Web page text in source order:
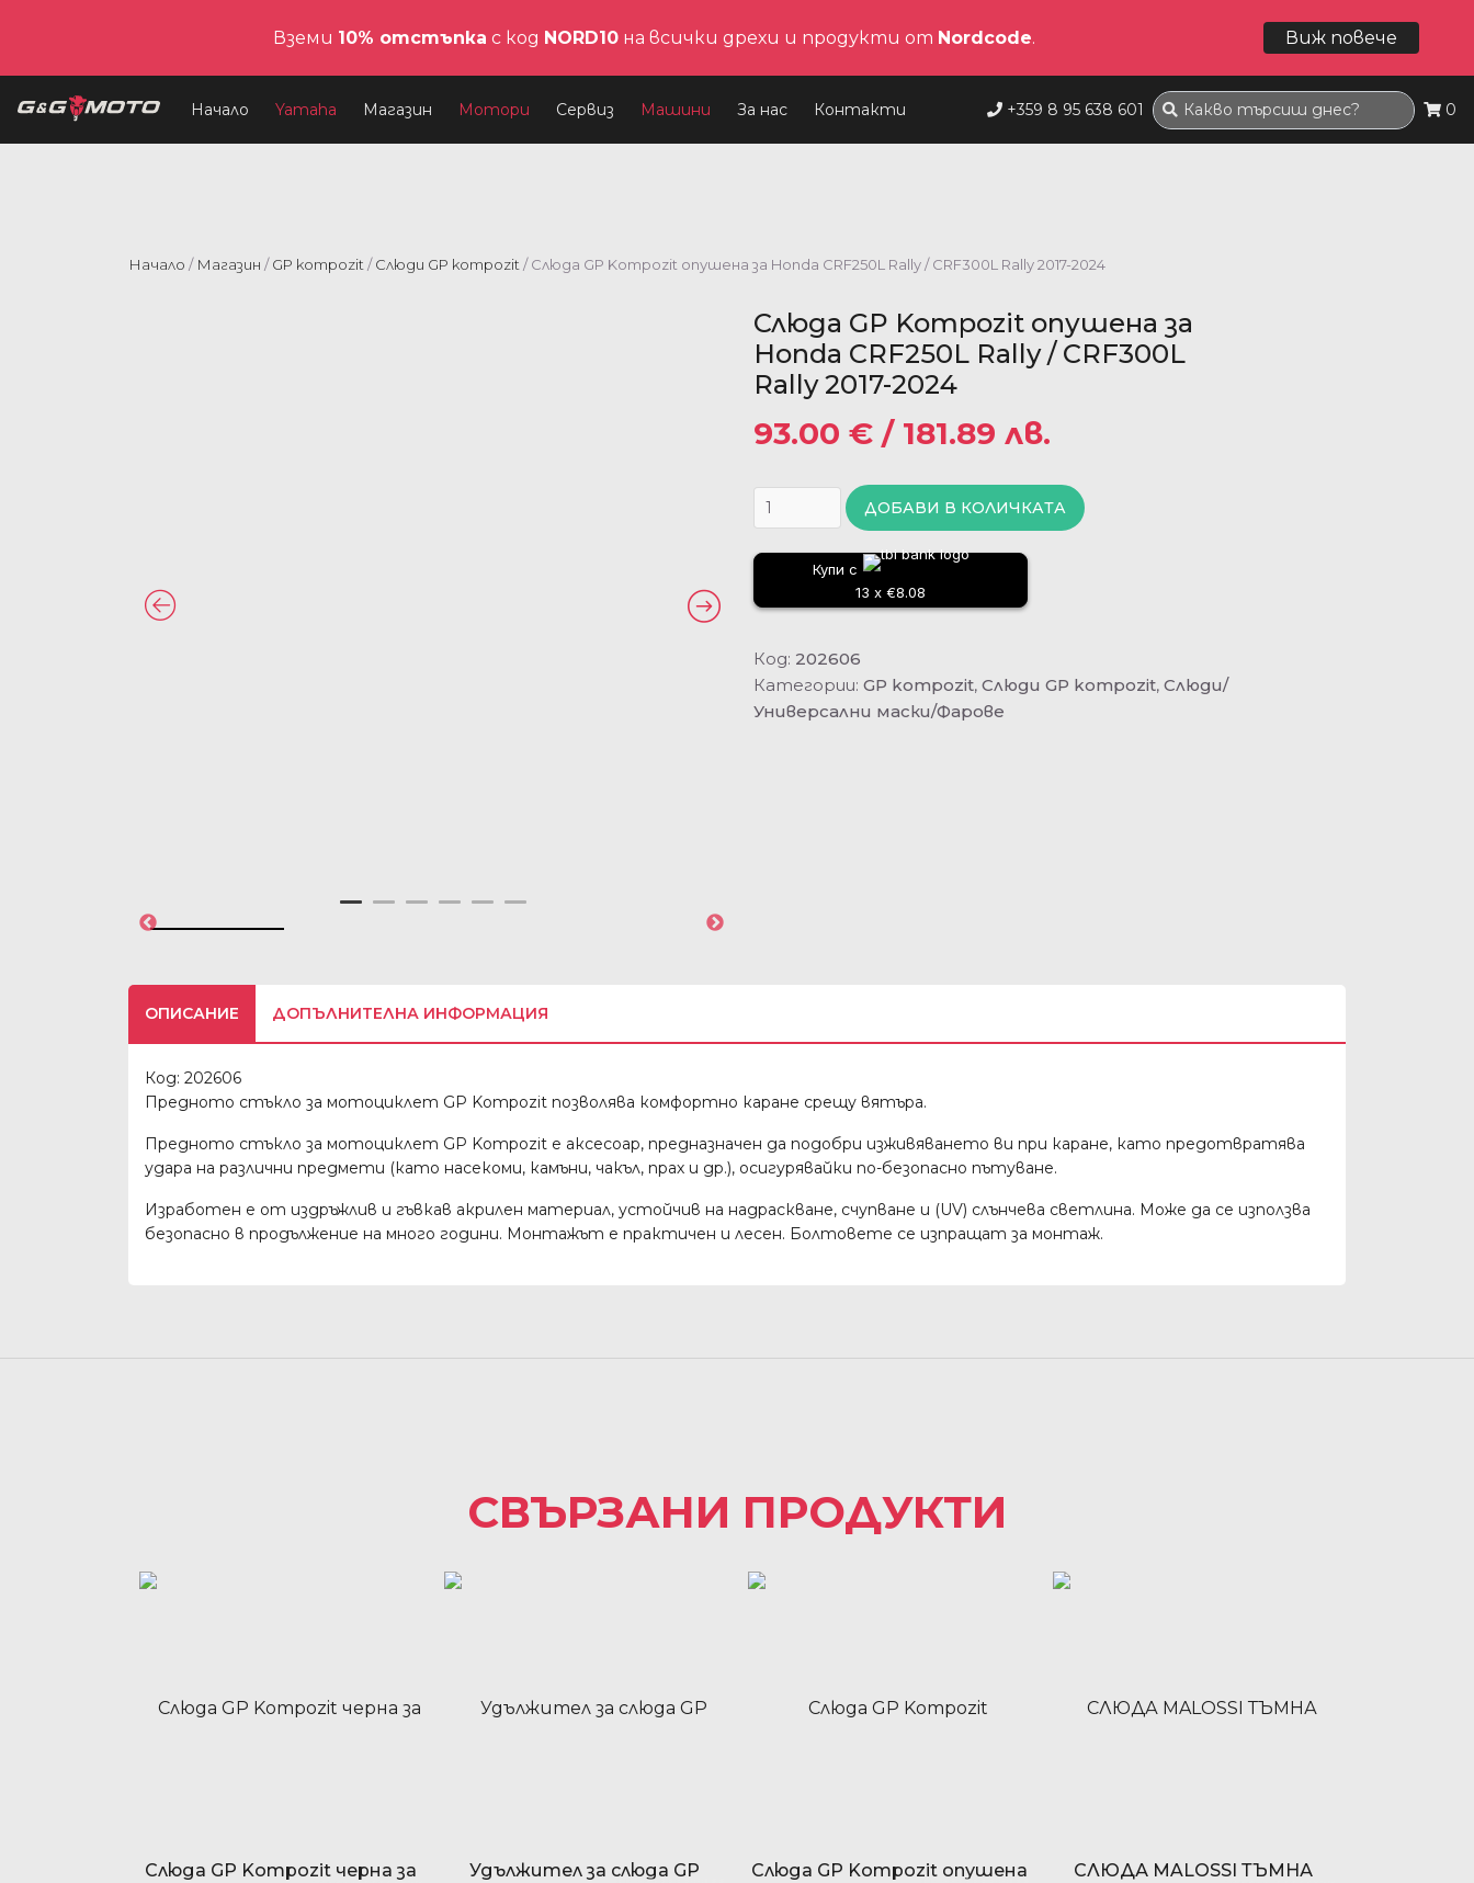
Начало Yamaha Магазин Мотори Сервиз Машини За нас Контакти +359 8 95 638 601 0
Начало / Магазин /GP kompozit /Слюди GP kompozit / Слюда GP Kompozit опушена за Honda CRF250L Rally / CRF300L Rally 2017-2024
Слюда GP Kompozit опушена за
Honda CRF250L Rally / CRF300L
Rally 2017-2024
93.00 € / 181.89 лв.
ДОБАВИ В КОЛИЧКАТА
Купи с
13 x €8.08
Код: 202606
Категории: GP kompozit, Слюди GP kompozit, Слюди/
Универсални маски/Фарове
ОПИСАНИЕ ДОПЪЛНИТЕЛНА ИНФОРМАЦИЯ
Код: 202606
Предното стъкло за мотоциклет GP Kompozit позволява комфортно каране срещу вятъра.
Предното стъкло за мотоциклет GP Kompozit е аксесоар, предназначен да подобри изживяването ви при каране, като предотвратява
удара на различни предмети (като насекоми, камъни, чакъл, прах и др.), осигурявайки по-безопасно пътуване.
Изработен е от издръжлив и гъвкав акрилен материал, устойчив на надраскване, счупване и (UV) слънчева светлина. Може да се използва
безопасно в продължение на много години. Монтажът е практичен и лесен. Болтовете се изпращат за монтаж.
СВЪРЗАНИ ПРОДУКТИ
Слюда GP Kompozit черна за
Удължител за слюда GP
Слюда GP Kompozit опушена
СЛЮДА MALOSSI ТЪМНА
Вземи 10% отстъпка с код NORD10на всички дрехи и продукти от Nordcode. Виж повече